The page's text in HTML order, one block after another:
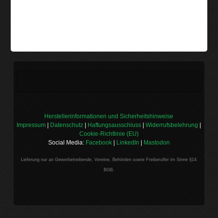
Herstellerinformationen und Sicherheitshinweise
Impressum
Datenschutz Haftungsausschluss |Widerrufsbelehrung
Cookie-Richtlinie (EU)
Social Media: Facebook| LinkedIn Mastodon
Lieferung nur an Gewerbetreibende, Vereine, Behörden sowie Freiberufler im Sinne §14
BGB.